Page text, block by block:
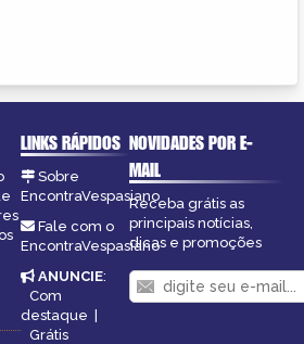
LINKS RÁPIDOS
Sobre
EncontraVespasiano
Fale com o
EncontraVespasiano
ANUNCIE:
Com
destaque |
Grátis
NOVIDADES POR E-
MAIL
Receba grátis as
principais notícias,
dicas e promoções